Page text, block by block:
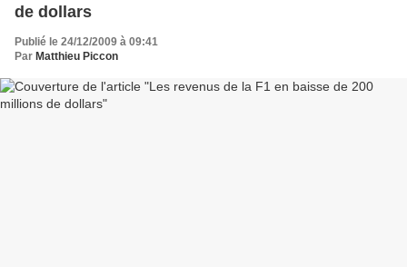
de dollars
Publié le 24/12/2009 à 09:41
Par Matthieu Piccon